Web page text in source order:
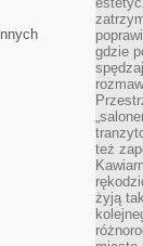
gdzie
też
żyją